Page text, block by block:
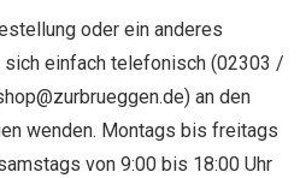
oder ein anderes
sich einfach telefonisch (02303 /
) an den
wenden. Montags bis freitags
von 9:00 bis 18:00 Uhr